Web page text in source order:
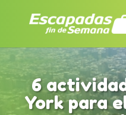
6
York para